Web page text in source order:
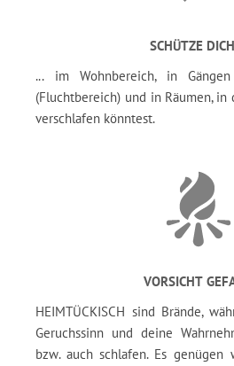
SCHÜTZE
... im Wohnbereich, in
(Fluchtbereich) und in Räumen,
verschlafen könntest.
VORSICHT
HEIMTÜCKISCH sind Brände,
Geruchssinn und deine
bzw. auch schlafen. Es genügen